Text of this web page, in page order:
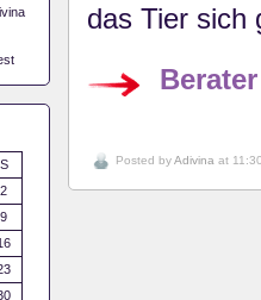
das Tier sich
Posted byAdivina at
S
2
9